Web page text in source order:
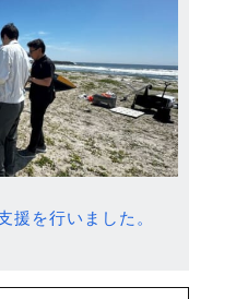
援を行いました。